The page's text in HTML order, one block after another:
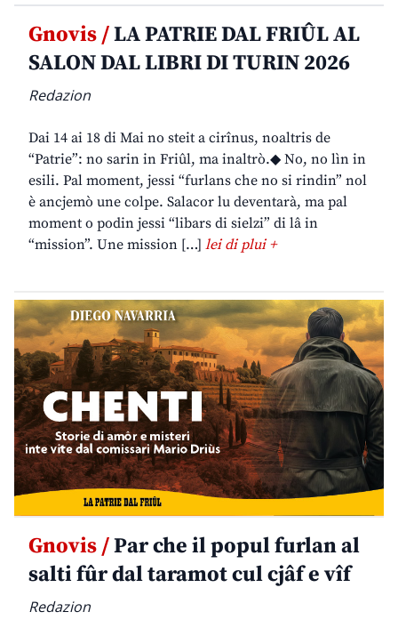
Gnovis /LA PATRIE DAL FRIÛL AL
SALON DAL LIBRI DI TURIN 2026
Redazion
Dai 14 ai 18 di Mai no steit a cirînus, noaltris de
“Patrie”: no sarin in Friûl, ma inaltrò.◆ No, no lìn in
esili. Pal moment, jessi “furlans che no si rindin” nol
è ancjemò une colpe. Salacor lu deventarà, ma pal
moment o podin jessi “libars di sielzi” di lâ in
“mission”. Une mission […] lei di plui +
Gnovis /Par che il popul furlan al
salti fûr dal taramot cul cjâf e vîf
Redazion